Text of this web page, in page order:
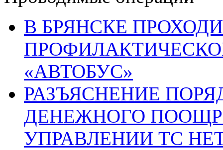
В БРЯНСКЕ
«АВТОБУС»
РАЗЪЯСНЕНИЕ
ДЕНЕЖНОГО
УПРАВЛЕНИИ ТС